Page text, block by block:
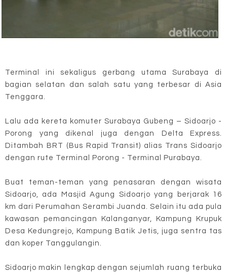
Terminal ini sekaligus gerbang utama Surabaya di
bagian selatan dan salah satu yang terbesar di Asia
Tenggara.
Lalu ada kereta komuter Surabaya Gubeng – Sidoarjo -
Porong yang dikenal juga dengan Delta Express.
Ditambah BRT (Bus Rapid Transit) alias Trans Sidoarjo
dengan rute Terminal Porong - Terminal Purabaya.
Buat teman-teman yang penasaran dengan wisata
Sidoarjo, ada Masjid Agung Sidoarjo yang berjarak 16
km dari Perumahan Serambi Juanda. Selain itu ada pula
kawasan pemancingan Kalanganyar, Kampung Krupuk
Desa Kedungrejo, Kampung Batik Jetis, juga sentra tas
dan koper Tanggulangin.
Sidoarjo makin lengkap dengan sejumlah ruang terbuka